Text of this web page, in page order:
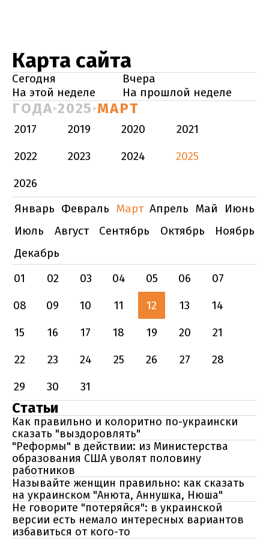
Карта сайта
Сегодня
Вчера
На этой неделе
На прошлой неделе
ГОДА 2025 МАРТ
2017 2019 2020
2021
2022
2023 2024
2025
2026
Январь Февраль Март Апрель Май
Июнь
Июль
Август Сентябрь Октябрь
Ноябрь
Декабрь
01
02 03 04 05 06
07
08
09 10 11 12 13
14
15
16 17 18 19 20
21
22
23 24 25 26 27
28
29
30 31
Статьи
Как правильно и колоритно по-украински
сказать "выздоровлять"
"Реформы" в действии: из Министерства
образования США уволят половину
работников
Называйте женщин правильно: как сказать
на украинском "Анюта, Аннушка, Нюша"
Не говорите "потеряйся": в украинской
версии есть немало интересных вариантов
избавиться от кого-то